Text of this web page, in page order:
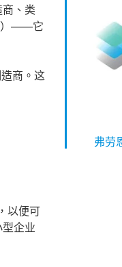
、类
）——它
商。这
弗劳
以便可
企业